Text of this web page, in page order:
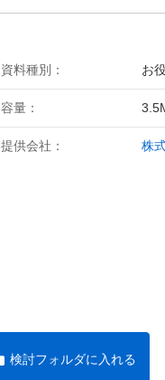
資料種別： お
容量：
提供会社： 株
検討フォルダに入れる